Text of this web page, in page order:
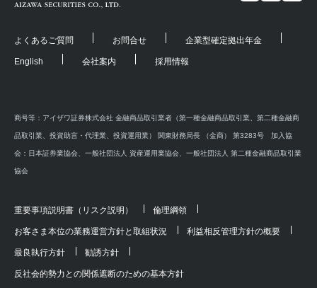
よくあるご質問 お問合せ 企業型確定拠出年金
English 会社案内 採用情報
商号等：アイザワ証券株式会社 金融商品取引業者（第一種金融商品取引業、第二種金融商
品取引業、投資助言・代理業、投資運用業） 関東財務局長 （金商） 第3283号 加入協
会：日本証券業協会、一般社団法人 資産運用業協会、一般社団法人 第二種金融商品取引業
協会
重要事項説明書（リスク説明） 倫理綱領
お客さま本位の業務運営方針と取組状況 利益相反管理方針の概要
最良執行方針 勧誘方針
反社会的勢力との関係遮断のための基本方針